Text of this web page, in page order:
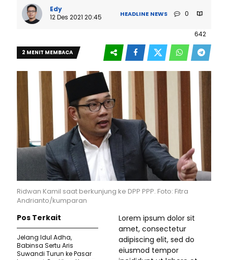
Edy
12 Des 2021 20:45
HEADLINE NEWS 0
642
2 MENIT MEMBACA
Ridwan Kamil saat berkunjung ke DPP PPP. Foto: Fitra
Andrianto/kumparan
Lorem ipsum dolor sit
amet, consectetur
adipiscing elit, sed do
eiusmod tempor
Pos Terkait
Jelang Idul Adha,
Babinsa Sertu Aris
Suwandi Turun ke Pasar